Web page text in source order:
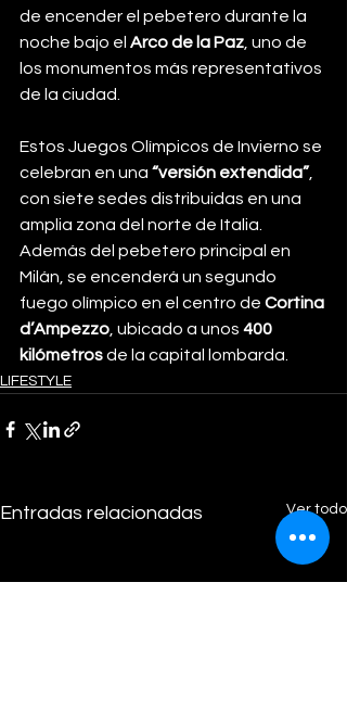
de encender el pebetero durante la
noche bajo el Arco de la Paz , uno de
los monumentos más representativos
de la ciudad.
Estos Juegos Olímpicos de Invierno se
celebran en una “versión extendida”
con siete sedes distribuidas en una
amplia zona del norte de Italia.
Además del pebetero principal en
Milán, se encenderá un segundo
fuego olímpico en el centro de Cortina
d’Ampezzo , ubicado a unos 400
kilómetros de la capital lombarda.
LIFESTYLE
Entradas relacionadas Ver todo